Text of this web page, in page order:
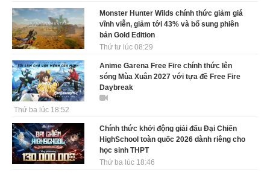
Monster Hunter Wilds chính thức giảm giá
vĩnh viễn, giảm tới 43% và bổ sung phiên
bản Gold Edition
Thứ tư lúc 08:29
Anime Garena Free Fire chính thức lên
sóng Mùa Xuân 2027 với tựa đề Free Fire
Daybreak
Thứ ba lúc 18:52
Chính thức khởi động giải đấu Đại Chiến
HighSchool toàn quốc 2026 dành riêng cho
học sinh THPT
Thứ ba lúc 18:46